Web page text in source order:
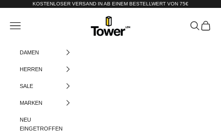
Zum Inhalt springenKOSTENLOSER VERSAND IN AB EINEM BESTELLWERT VON 75€
Tower-London.De
Menü Suchen
DAMEN
HERREN
SALE
MARKEN
NEU
EINGETROFFEN